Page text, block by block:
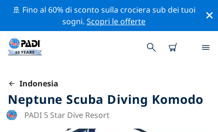
🚢 Fino al 60% di sconto sulla crociera sub dei tuoi
sogni.Scopri le offerte
Indonesia
Neptune Scuba Diving Komodo
PADI 5 Star Dive Resort